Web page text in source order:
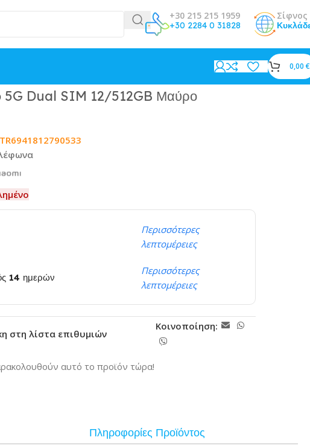
+30 215 215 1959
+30 2284 0 31828
Σίφνος
0,00 €
Dual SIM 12/512GB Μαύρο
Περισσότερες
λεπτομέρειες
14 ημερών
Περισσότερες
λεπτομέρειες
στη λίστα επιθυμιών
Κοινοποίηση:
αυτό το προϊόν τώρα!
Πληροφορίες Προϊόντος